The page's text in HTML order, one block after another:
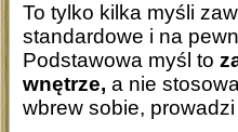
To tylko kilka myśli
standardowe i na
Podstawowa myśl to
wnętrze, a nie
wbrew sobie,